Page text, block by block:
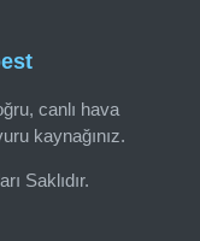
canlı hava
kaynağınız.
Saklıdır.